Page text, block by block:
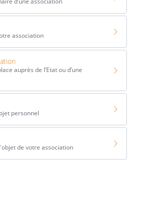
association
auprès de l’Etat ou d’une
personnel
de votre association